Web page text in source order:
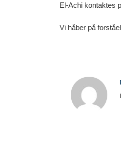
El-Achi kontaktes
Vi håber på